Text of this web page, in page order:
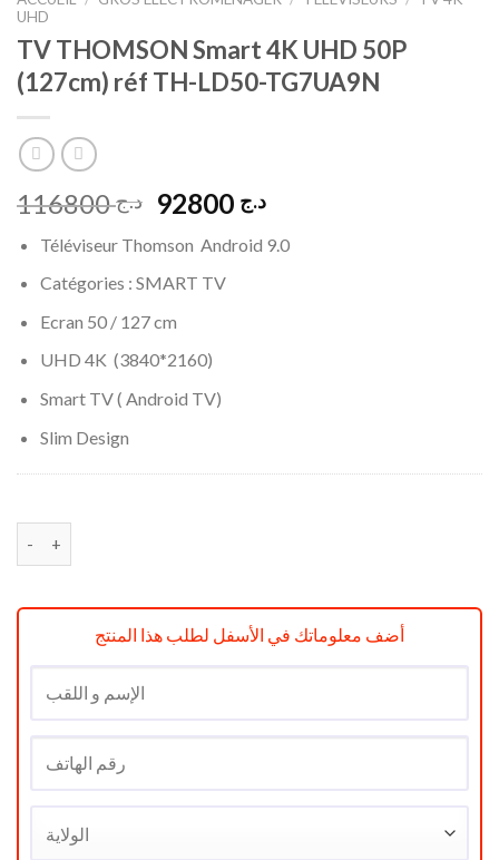
UHD
TV THOMSON Smart 4K UHD 50P
(127cm) réf TH-LD50-TG7UA9N
د.ج116800
Le
initial
était :
د.جLe
actuel
Téléviseur Thomson Android 9.0
Catégories : SMART TV
Ecran 50 / 127 cm
UHD 4K (3840*2160)
Smart TV ( Android TV)
Slim Design
أضف معلوماتك في الأسفل لطلب هذا المنتج